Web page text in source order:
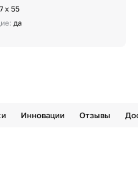
х 55
да
Инновации Отзывы